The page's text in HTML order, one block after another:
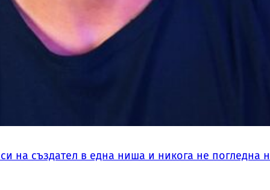
на създател в една ниша и никога не погледна